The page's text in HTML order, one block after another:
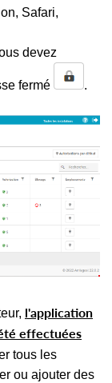
Safari,
devez
fermé .
l'application
effectuées
tous les
ou ajouter des